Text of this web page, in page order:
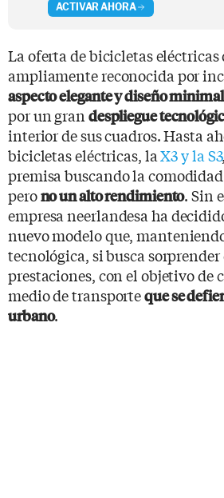
ACTIVAR AHORA
La oferta de bicicletas
ampliamente reconocida por
aspecto elegante y diseño
por un gran despliegue
interior de sus cuadros. Hasta
bicicletas eléctricas, laX3 y la S3
premisa buscando la
perono un alto rendimiento. Sin
empresa neerlandesa ha
nuevo modelo que,
tecnológica, si busca sorprender
prestaciones, con el objetivo de
medio de transporteque se
urbano.